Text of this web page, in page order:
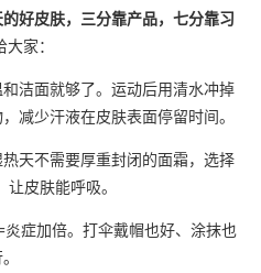
好皮肤，三分靠产品，七分靠习
家：
洁面就够了。运动后用清水冲掉
减少汗液在皮肤表面停留时间。
天不需要厚重封闭的面霜，选择
皮肤能呼吸。
症加倍。打伞戴帽也好、涂抹也